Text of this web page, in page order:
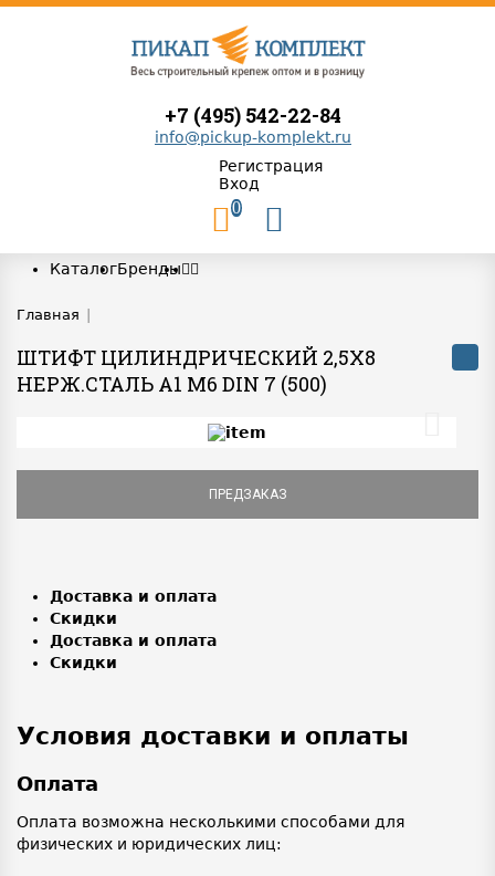
+7 (495) 542-22-84
info@pickup-komplekt.ru
Регистрация
Вход
0
КаталогБренды
Главная
ШТИФТ ЦИЛИНДРИЧЕСКИЙ 2,5Х8
НЕРЖ.СТАЛЬ A1 M6 DIN 7 (500)
ПРЕДЗАКАЗ
Доставка и оплата
Скидки
Доставка и оплата
Скидки
Условия доставки и оплаты
Оплата
Оплата возможна несколькими способами для
физических и юридических лиц: